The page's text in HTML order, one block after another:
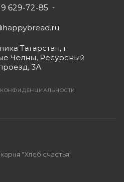
629-72-85
Татарстан, г.
Челны, Ресурсный
3А
"Хлеб счастья"